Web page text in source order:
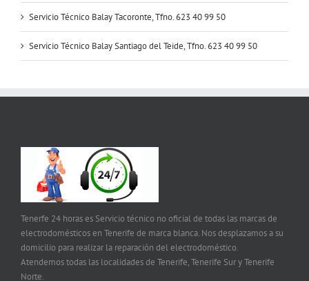
Servicio Técnico Balay Tacoronte, Tfno. 623 40 99 50
Servicio Técnico Balay Santiago del Teide, Tfno. 623 40 99 50
Tenerfe 24 horas es Servicio técnico no oficial de todas las marcas de
electrodomésticos en Tenerife de marca blanca. Nos desplazamos a su
domicilio para realizar la reparación del electrodoméstico.
Atendemos todas las localidades de Tenerife, Tenerife Sur y Tenerife
Norte.